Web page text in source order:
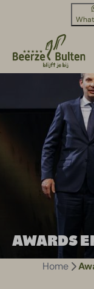
AWARDS
Home